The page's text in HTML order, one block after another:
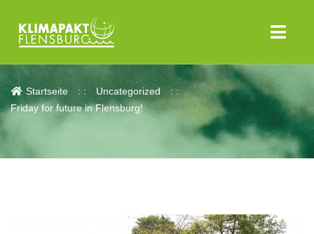
Aktuelles
Startseite
Uncategorized
Friday for future in Flensburg!